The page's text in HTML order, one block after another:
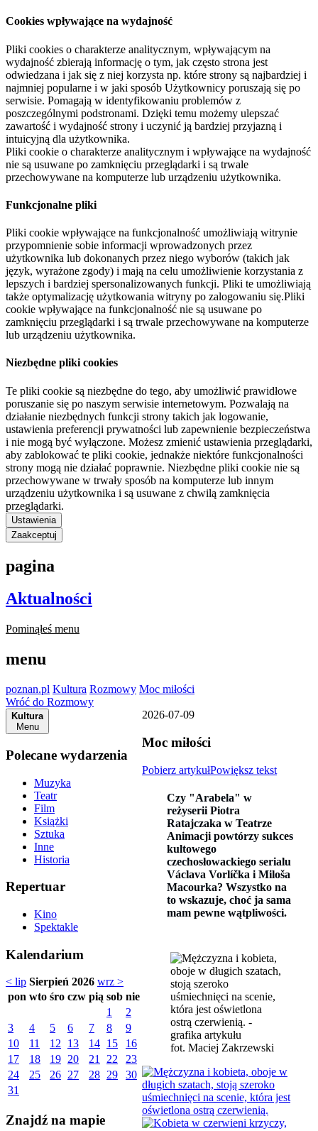
Cookies wpływające na wydajność
Pliki cookies o charakterze analitycznym, wpływającym na
wydajność zbierają informację o tym, jak często strona jest
odwiedzana i jak się z niej korzysta np. które strony są najbardziej i
najmniej popularne i w jaki sposób Użytkownicy poruszają się po
serwisie. Pomagają w identyfikowaniu problemów z
poszczególnymi podstronami. Dzięki temu możemy ulepszać
zawartość i wydajność strony i uczynić ją bardziej przyjazną i
intuicyjną dla użytkownika.
Pliki cookie o charakterze analitycznym i wpływające na wydajność
nie są usuwane po zamknięciu przeglądarki i są trwale
przechowywane na komputerze lub urządzeniu użytkownika.
Funkcjonalne pliki
Pliki cookie wpływające na funkcjonalność umożliwiają witrynie
przypomnienie sobie informacji wprowadzonych przez
użytkownika lub dokonanych przez niego wyborów (takich jak
język, wyrażone zgody) i mają na celu umożliwienie korzystania z
lepszych i bardziej spersonalizowanych funkcji. Pliki te umożliwiają
także optymalizację użytkowania witryny po zalogowaniu się.Pliki
cookie wpływające na funkcjonalność nie są usuwane po
zamknięciu przeglądarki i są trwale przechowywane na komputerze
lub urządzeniu użytkownika.
Niezbędne pliki cookies
Te pliki cookie są niezbędne do tego, aby umożliwić prawidłowe
poruszanie się po naszym serwisie internetowym. Pozwalają na
działanie niezbędnych funkcji strony takich jak logowanie,
ustawienia preferencji prywatności lub zapewnienie bezpieczeństwa
i nie mogą być wyłączone. Możesz zmienić ustawienia przeglądarki,
aby zablokować te pliki cookie, jednakże niektóre funkcjonalności
strony mogą nie działać poprawnie. Niezbędne pliki cookie nie są
przechowywane w trwały sposób na komputerze lub innym
urządzeniu użytkownika i są usuwane z chwilą zamknięcia
przeglądarki.
Ustawienia
Zaakceptuj
pagina
Aktualności
Pominąłeś menu
menu
poznan.pl Kultura Rozmowy Moc miłości
Wróć do Rozmowy
Kultura
Menu
Polecane wydarzenia
Muzyka
Teatr
Film
Książki
Sztuka
Inne
Historia
Repertuar
Kino
Spektakle
Kalendarium
< lip Sierpień 2026 wrz >
pon wto śro czw pią sob nie
1
2
3
4 5 6 7 8
9
10
11 12 13 14 15
16
17
18 19 20 21 22
23
24
25 26 27 28 29
30
31
Znajdź na mapie
2026-07-09
Moc miłości
Pobierz artykułPowiększ tekst
Czy "Arabela" w
reżyserii Piotra
Ratajczaka w Teatrze
Animacji powtórzy sukces
kultowego
czechosłowackiego serialu
Václava Vorlíčka i Miloša
Macourka? Wszystko na
to wskazuje, choć ja sama
mam pewne wątpliwości.
fot. Maciej Zakrzewski